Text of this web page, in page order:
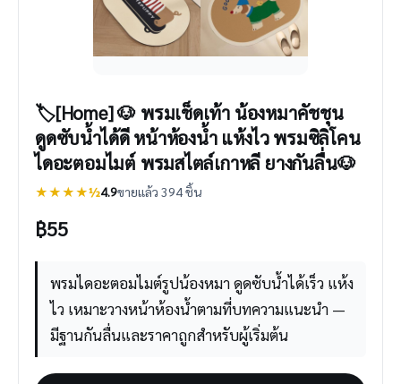
🏷️[Home] 🐶 พรมเช็ดเท้า น้องหมาคัชชุน
ดูดซับน้ำได้ดี หน้าห้องน้ำ แห้งไว พรมซิลิโคน
ไดอะตอมไมต์ พรมสไตล์เกาหลี ยางกันลื่น🐶
★★★★½4.9ขายแล้ว 394 ชิ้น
฿55
พรมไดอะตอมไมต์รูปน้องหมา ดูดซับน้ำได้เร็ว แห้ง
ไว เหมาะวางหน้าห้องน้ำตามที่บทความแนะนำ —
มีฐานกันลื่นและราคาถูกสำหรับผู้เริ่มต้น